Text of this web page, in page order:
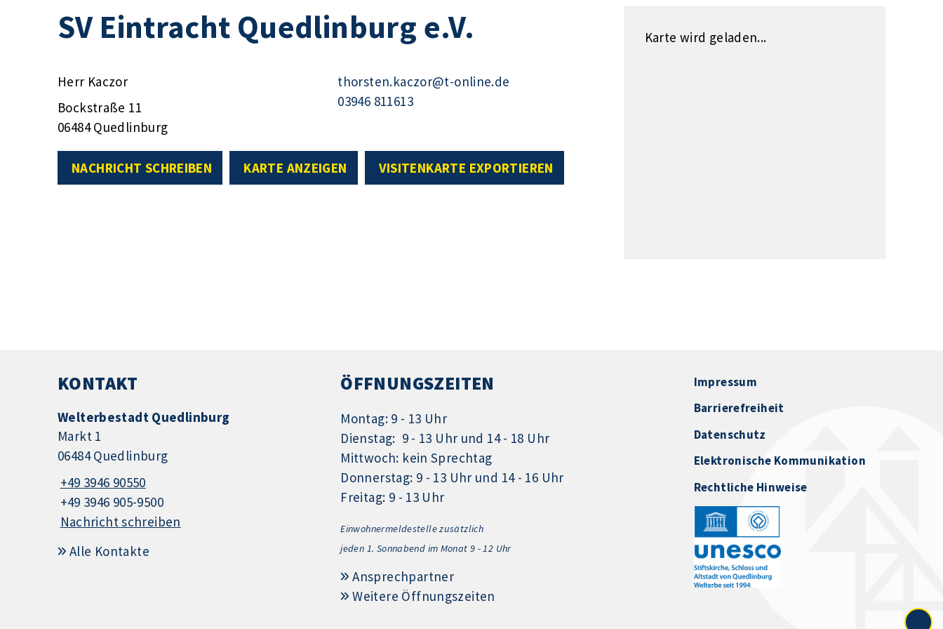
SV Eintracht Quedlinburg e.V.
Herr Kaczor
Bockstraße 11
06484 Quedlinburg
thorsten.kaczor@t-online.de
03946 811613
NACHRICHT SCHREIBEN KARTE ANZEIGEN VISITENKARTE EXPORTIEREN
Karte wird geladen...
KONTAKT
Welterbestadt Quedlinburg
Markt 1
06484 Quedlinburg
+49 3946 90550
+49 3946 905-9500
Nachricht schreiben
Alle Kontakte
ÖFFNUNGSZEITEN
Montag: 9 - 13 Uhr
Dienstag: 9 - 13 Uhr und 14 - 18 Uhr
Mittwoch: kein Sprechtag
Donnerstag: 9 - 13 Uhr und 14 - 16 Uhr
Freitag: 9 - 13 Uhr
Einwohnermeldestelle zusätzlich
jeden 1. Sonnabend im Monat 9 - 12 Uhr
Ansprechpartner
Weitere Öffnungszeiten
Impressum
Barrierefreiheit
Datenschutz
Elektronische Kommunikation
Rechtliche Hinweise